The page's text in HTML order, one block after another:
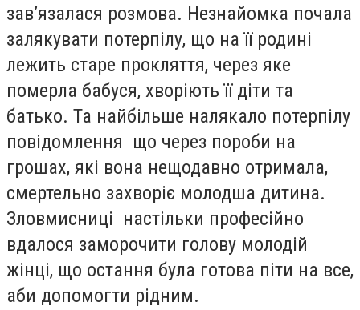
зав’язалася розмова. Незнайомка почала
залякувати потерпілу, що на її родині
лежить старе прокляття, через яке
померла бабуся, хворіють її діти та
батько. Та найбільше налякало потерпілу
повідомлення що через пороби на
грошах, які вона нещодавно отримала,
смертельно захворіє молодша дитина.
Зловмисниці настільки професійно
вдалося заморочити голову молодій
жінці, що остання була готова піти на все,
аби допомогти рідним.